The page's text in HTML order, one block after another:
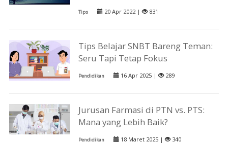
Tips 20 Apr 2022 | 831
Tips Belajar SNBT Bareng Teman:
Seru Tapi Tetap Fokus
Pendidikan 16 Apr 2025 | 289
Jurusan Farmasi di PTN vs. PTS:
Mana yang Lebih Baik?
Pendidikan 18 Maret 2025 | 340